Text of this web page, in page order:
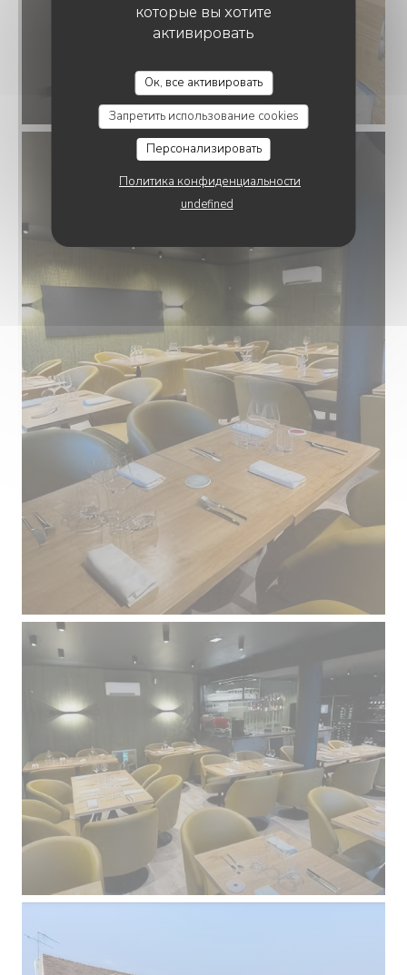
которые вы хотите
активировать
Ок, все активировать
Запретить использование cookies
Персонализировать
Политика конфиденциальности
undefined